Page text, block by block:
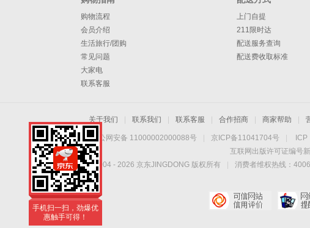
购物流程
会员介绍
生活旅行/团购
常见问题
大家电
联系客服
上门自提
211限时达
配送服务查询
配送费收取标准
关于我们 联系我们 联系客服 合作招商 商家帮助
京公网安备 11000002000088号 京ICP备11041704号 ICP
互联网出版许可证编号
Copyright © 2004 - 2026 京东JINGDONG 版权所有 消费者维权热线：
手机扫一扫，劲爆优
惠触手可得！
手机扫一扫，劲爆优
惠触手可得！